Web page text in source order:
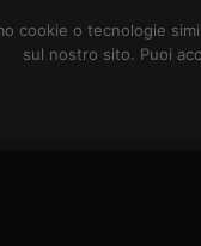
cookie o tecnologie
sul nostro sito. Puoi